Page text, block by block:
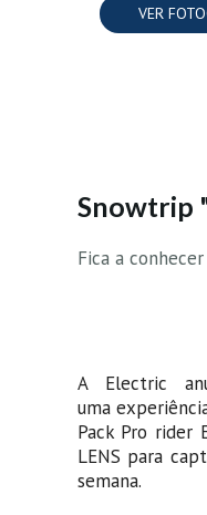
VER
Snowtrip
Fica a
A Electric
uma
Pack Pro rider
LENS para
semana.